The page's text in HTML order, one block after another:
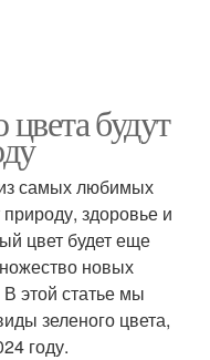
будут
самых любимых
здоровье и
цвет будет еще
новых
В этой статье мы
зеленого цвета,
году.